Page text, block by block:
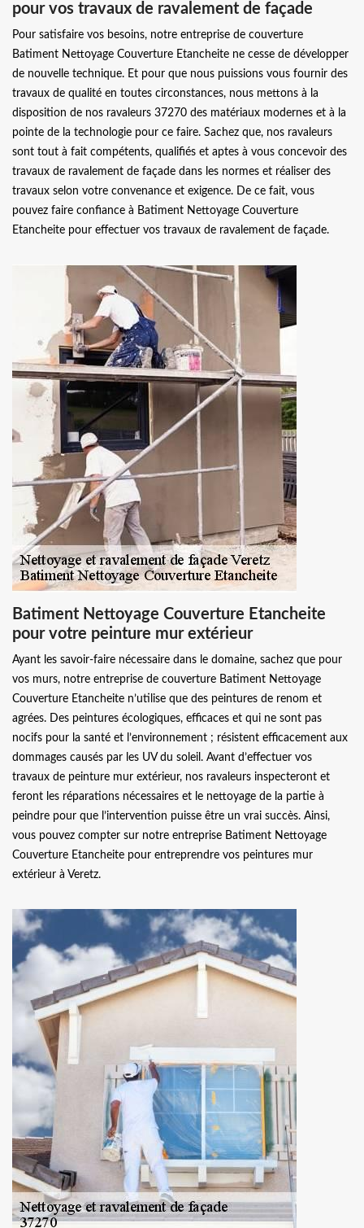
pour vos travaux de ravalement de façade
Pour satisfaire vos besoins, notre entreprise de couverture
Batiment Nettoyage Couverture Etancheite ne cesse de développer
de nouvelle technique. Et pour que nous puissions vous fournir des
travaux de qualité en toutes circonstances, nous mettons à la
disposition de nos ravaleurs 37270 des matériaux modernes et à la
pointe de la technologie pour ce faire. Sachez que, nos ravaleurs
sont tout à fait compétents, qualifiés et aptes à vous concevoir des
travaux de ravalement de façade dans les normes et réaliser des
travaux selon votre convenance et exigence. De ce fait, vous
pouvez faire confiance à Batiment Nettoyage Couverture
Etancheite pour effectuer vos travaux de ravalement de façade.
Batiment Nettoyage Couverture Etancheite
pour votre peinture mur extérieur
Ayant les savoir-faire nécessaire dans le domaine, sachez que pour
vos murs, notre entreprise de couverture Batiment Nettoyage
Couverture Etancheite n’utilise que des peintures de renom et
agrées. Des peintures écologiques, efficaces et qui ne sont pas
nocifs pour la santé et l’environnement ; résistent efficacement aux
dommages causés par les UV du soleil. Avant d’effectuer vos
travaux de peinture mur extérieur, nos ravaleurs inspecteront et
feront les réparations nécessaires et le nettoyage de la partie à
peindre pour que l’intervention puisse être un vrai succès. Ainsi,
vous pouvez compter sur notre entreprise Batiment Nettoyage
Couverture Etancheite pour entreprendre vos peintures mur
extérieur à Veretz.